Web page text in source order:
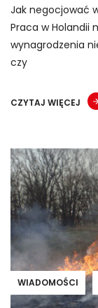
Jak negocjować
Praca w Holandii
wynagrodzenia
czy
CZYTAJ WIĘCEJ
WIADOMOŚCI